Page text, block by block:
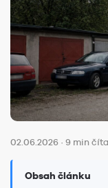
02.06.2026 · 9 min
Obsah článku